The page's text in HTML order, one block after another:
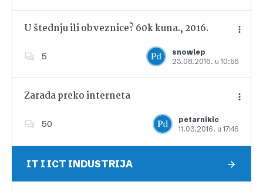
U štednju ili obveznice? 60k kuna., 2016.
5
snowlep
23.08.2016. u 10:56
Dodajte u favorite
Zarada preko interneta
50
petarnikic
11.03.2016. u 17:46
Dodajte u favorite
IT I ICT INDUSTRIJA